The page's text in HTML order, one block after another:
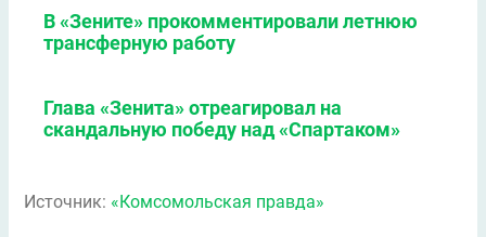
В «Зените» прокомментировали летнюю
трансферную работу
Глава «Зенита» отреагировал на
скандальную победу над «Спартаком»
Источник: «Комсомольская правда»